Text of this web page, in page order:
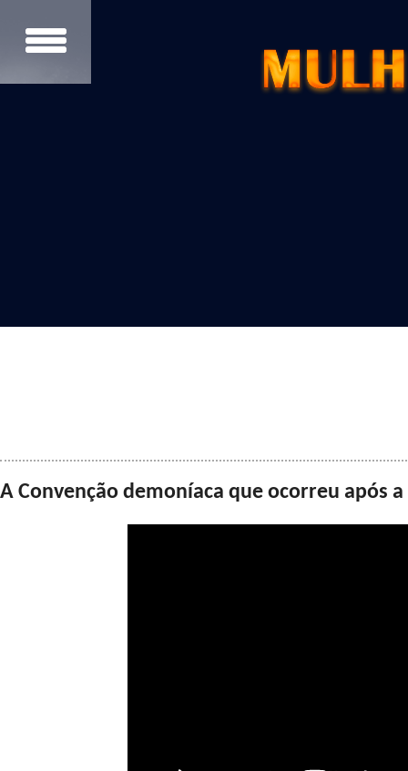
A Convenção demoníaca que ocorreu após